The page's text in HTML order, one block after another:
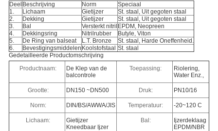
Deel Beschrijving Norm
Speciaal
1.
Lichaam Gietijzer
St. staal, Uit gegoten staal
2.
Dekking Gietijzer
St. staal, Uit gegoten staal
3.
Bal Versterkt nitril EPDM, Neopreen
4.
Dekkingsring Nitrilrubber
Butyle, Viton
5.
De Ring van balseat L.T. Bronze
St. staal, Harde Oneffenheid.
6.
Bevestigingsmiddelen Koolstofstaal St. staal
Gedetailleerde Productomschrijving
Productnaam:
De Klep van de
balcontrole
Toepassing:
Riolering,
Water Enz.,
Grootte: DN150 ~DN500 Druk: PN10/16
Norm: DIN/BS/AWWA/JIS Temperatuur: -20~120 C
Lichaam:
Gietijzer
Kneedbaar Ijzer
Bal:
Ijzerdeklaag
EPDM/NBR